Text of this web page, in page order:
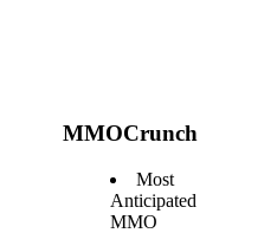
MMOCrunch
Most
Anticipated
MMO